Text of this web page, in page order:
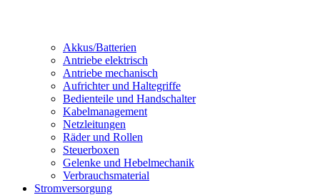
Akkus/Batterien
Antriebe elektrisch
Antriebe mechanisch
Aufrichter und Haltegriffe
Bedienteile und Handschalter
Kabelmanagement
Netzleitungen
Räder und Rollen
Steuerboxen
Gelenke und Hebelmechanik
Verbrauchsmaterial
Stromversorgung